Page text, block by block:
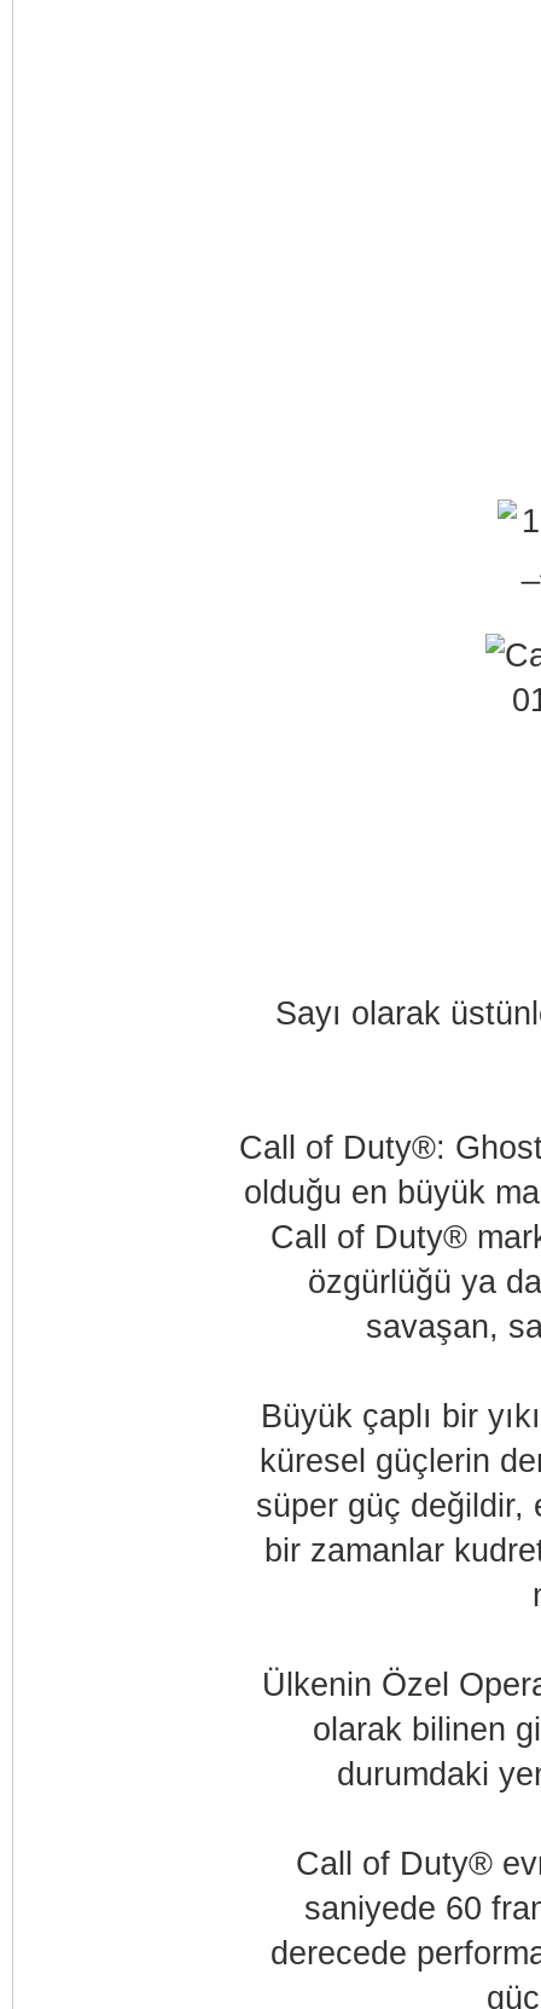
Sayı olarak
Call of Duty®:
olduğu en büyük
Call of Duty®
özgürlüğü ya
savaşan,
Büyük çaplı bir
küresel güçlerin
süper güç değildir,
bir zamanlar
Ülkenin Özel
olarak bilinen
durumdaki
Call of Duty®
saniyede 60
derecede